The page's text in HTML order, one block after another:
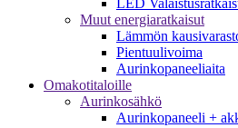
LED
Muut energiaratkaisut
Lämmön
Pientuulivoima
Aurinkopaneeliaita
Omakotitaloille
Aurinkosähkö
Aurinkopaneeli +